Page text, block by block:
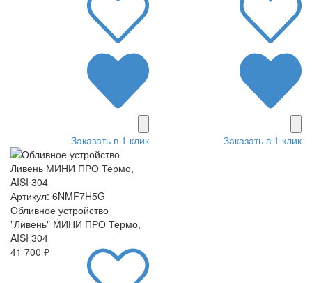
Заказать в 1 клик Заказать в 1 клик
Артикул: 6NMF7H5G
Обливное устройство
"Ливень" МИНИ ПРО Термо,
AISI 304
41 700 ₽